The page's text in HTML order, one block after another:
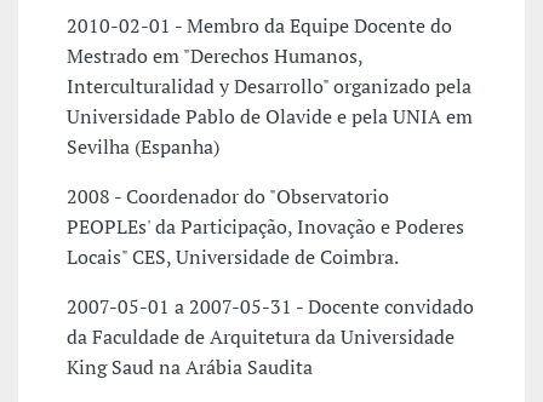
2010-02-01 - Membro da Equipe Docente do
Mestrado em "Derechos Humanos,
Interculturalidad y Desarrollo" organizado pela
Universidade Pablo de Olavide e pela UNIA em
Sevilha (Espanha)
2008 - Coordenador do "Observatorio
PEOPLEs' da Participação, Inovação e Poderes
Locais" CES, Universidade de Coimbra.
2007-05-01 a 2007-05-31 - Docente convidado
da Faculdade de Arquitetura da Universidade
King Saud na Arábia Saudita